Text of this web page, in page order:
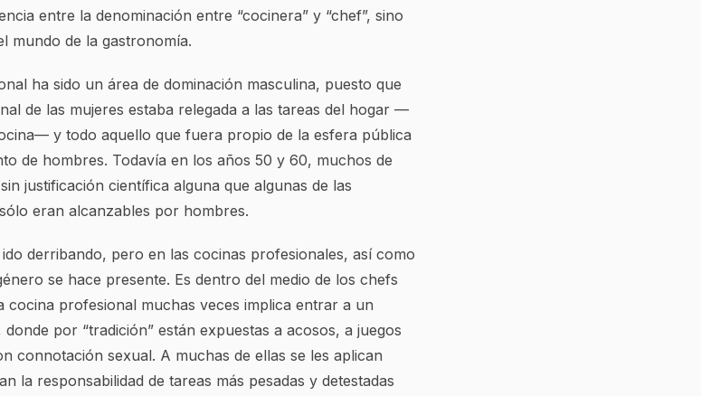
entre la denominación entre “cocinera” y “chef”, sino
mundo de la gastronomía.
ha sido un área de dominación masculina, puesto que
de las mujeres estaba relegada a las tareas del hogar —
y todo aquello que fuera propio de la esfera pública
de hombres. Todavía en los años 50 y 60, muchos de
justificación científica alguna que algunas de las
eran alcanzables por hombres.
derribando, pero en las cocinas profesionales, así como
se hace presente. Es dentro del medio de los chefs
profesional muchas veces implica entrar a un
por “tradición” están expuestas a acosos, a juegos
connotación sexual. A muchas de ellas se les aplican
la responsabilidad de tareas más pesadas y detestadas